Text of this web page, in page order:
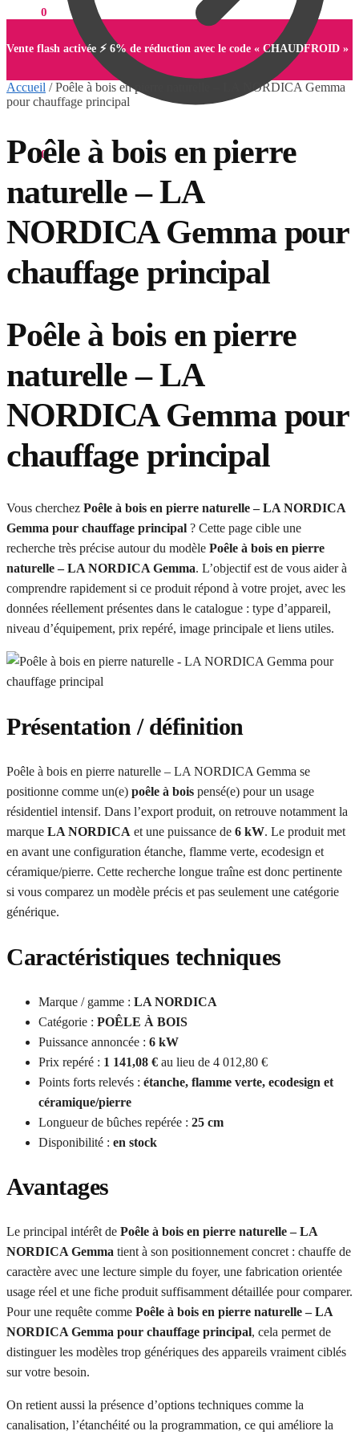
0,00€ 0
0
Vente flash activée ⚡ 6% de réduction avec le code « CHAUDFROID »
Accueil /Poêle à bois en pierre naturelle – LA NORDICA Gemma
pour chauffage principal
Poêle à bois en pierre
naturelle – LA
NORDICA Gemma pour
chauffage principal
Poêle à bois en pierre
naturelle – LA
NORDICA Gemma pour
chauffage principal
Vous cherchez Poêle à bois en pierre naturelle – LA NORDICA
Gemma pour chauffage principal ? Cette page cible une
recherche très précise autour du modèle Poêle à bois en pierre
naturelle – LA NORDICA Gemma. L’objectif est de vous aider à
comprendre rapidement si ce produit répond à votre projet, avec les
données réellement présentes dans le catalogue : type d’appareil,
niveau d’équipement, prix repéré, image principale et liens utiles.
Présentation / définition
Poêle à bois en pierre naturelle – LA NORDICA Gemma se
positionne comme un(e) poêle à bois pensé(e) pour un usage
résidentiel intensif. Dans l’export produit, on retrouve notamment la
marque LA NORDICA et une puissance de 6 kW. Le produit met
en avant une configuration étanche, flamme verte, ecodesign et
céramique/pierre. Cette recherche longue traîne est donc pertinente
si vous comparez un modèle précis et pas seulement une catégorie
générique.
Caractéristiques techniques
Marque / gamme : LA NORDICA
Catégorie : POÊLE À BOIS
Puissance annoncée : 6 kW
Prix repéré : 1 141,08 € au lieu de 4 012,80 €
Points forts relevés : étanche, flamme verte, ecodesign et
céramique/pierre
Longueur de bûches repérée : 25 cm
Disponibilité : en stock
Avantages
Le principal intérêt de Poêle à bois en pierre naturelle – LA
NORDICA Gemma tient à son positionnement concret : chauffe de
caractère avec une lecture simple du foyer, une fabrication orientée
usage réel et une fiche produit suffisamment détaillée pour comparer.
Pour une requête comme Poêle à bois en pierre naturelle – LA
NORDICA Gemma pour chauffage principal, cela permet de
distinguer les modèles trop génériques des appareils vraiment ciblés
sur votre besoin.
On retient aussi la présence d’options techniques comme la
canalisation, l’étanchéité ou la programmation, ce qui améliore la